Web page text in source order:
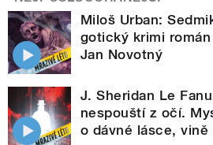
Miloš Urban:
gotický krimi
Jan Novotný
J. Sheridan Le
nespouští z očí.
o dávné lásce, vině